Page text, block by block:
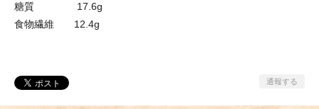
糖質 17.6g
食物繊維 12.4g
通報する